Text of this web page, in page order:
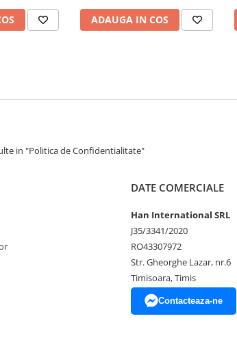
ADAUGA IN COS
in "Politica de Confidentialitate"
DATE COMERCIALE
Han International SRL
J35/3341/2020
RO43307972
Str. Gheorghe Lazar, nr.6
Timisoara, Timis
Contacteaza-ne